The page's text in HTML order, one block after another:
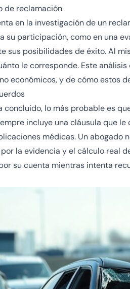
de reclamación
en la investigación de un
su participación, como en una
sus posibilidades de éxito. Al
le corresponde. Este
económicos, y de cómo estos
concluido, lo más probable es
incluye una cláusula que
médicas. Un
la evidencia y el cálculo real
su cuenta mientras intenta